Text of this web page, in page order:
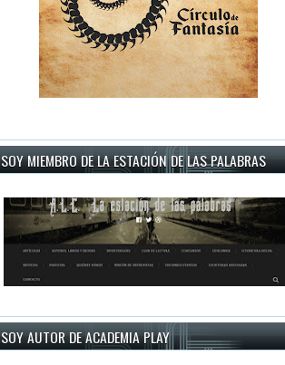
SOY MIEMBRO DE LA ESTACIÓN DE LAS PALABRAS
SOY AUTOR DE ACADEMIA PLAY